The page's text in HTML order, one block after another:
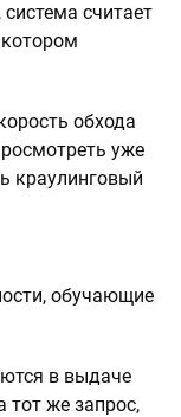
считает
обхода
уже
краулинговый
обучающие
в выдаче
тот же запрос,